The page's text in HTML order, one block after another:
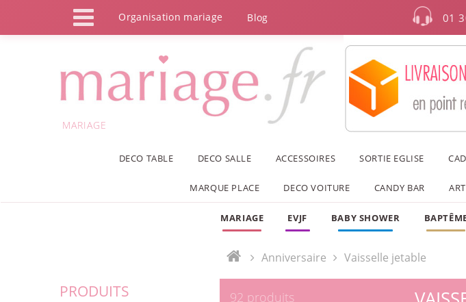
Organisation mariage Blog 01
MARIAGE
DECO TABLE DECO SALLE ACCESSOIRES SORTIE EGLISE
MARQUE PLACE DECO VOITURE CANDY BAR
MARIAGE EVJF BABY SHOWER
PRODUITS
Anniversaire Vaisselle jetable
92 produits
Panneau de gestion des cookies